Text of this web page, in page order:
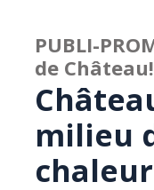
PUBLI-
de Château!
milieu